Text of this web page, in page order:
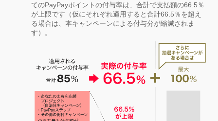
てのPayPayポイントの付与率は、合計で支払額の66.5％
が上限です（仮にそれぞれ適用すると合計66.5％を超え
る場合は、本キャンペーンによる付与分が縮減されま
す）。